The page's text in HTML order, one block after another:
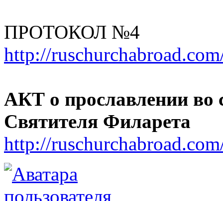
ПРОТОКОЛ №4
http://
АКТ о прославлении
Святителя Филарета
http://